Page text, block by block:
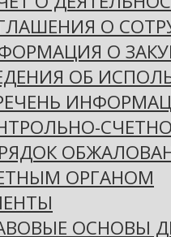
О
О
ОБ
ОРГАНОМ
ОСНОВЫ